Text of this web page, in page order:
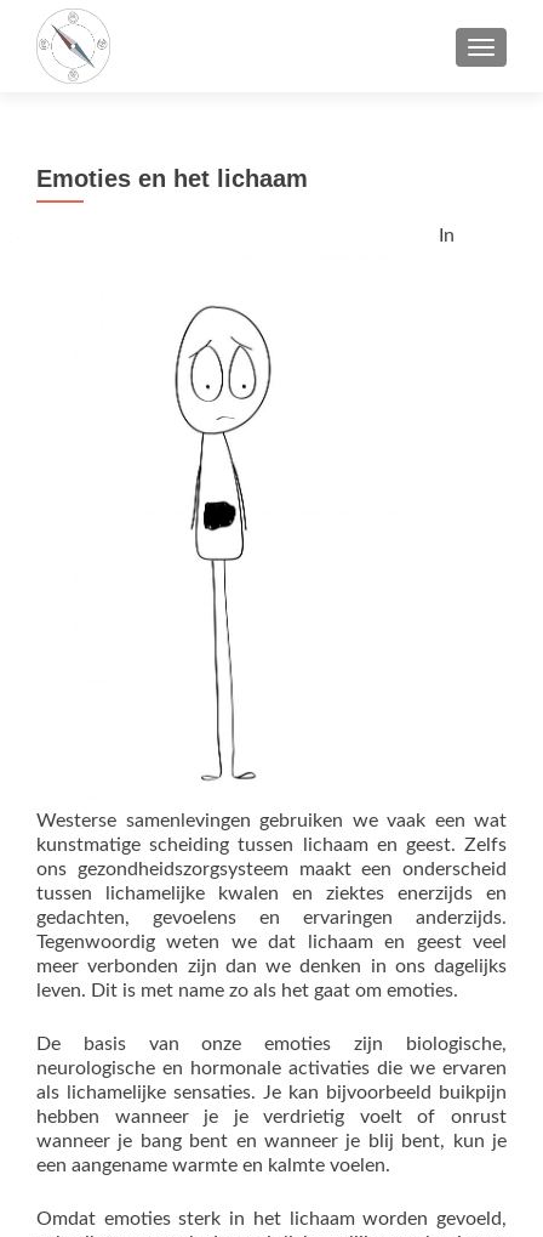
Emoties en het lichaam
In
Westerse samenlevingen gebruiken we vaak een wat
kunstmatige scheiding tussen lichaam en geest. Zelfs
ons gezondheidszorgsysteem maakt een onderscheid
tussen lichamelijke kwalen en ziektes enerzijds en
gedachten, gevoelens en ervaringen anderzijds.
Tegenwoordig weten we dat lichaam en geest veel
meer verbonden zijn dan we denken in ons dagelijks
leven. Dit is met name zo als het gaat om emoties.
De basis van onze emoties zijn biologische,
neurologische en hormonale activaties die we ervaren
als lichamelijke sensaties. Je kan bijvoorbeeld buikpijn
hebben wanneer je je verdrietig voelt of onrust
wanneer je bang bent en wanneer je blij bent, kun je
een aangename warmte en kalmte voelen.
Omdat emoties sterk in het lichaam worden gevoeld,